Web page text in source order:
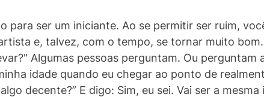
para ser um iniciante. Ao se permitir ser ruim,
e, talvez, com o tempo, se tornar muito
Algumas pessoas perguntam. Ou perguntam
idade quando eu chegar ao ponto de
decente?” E digo: Sim, eu sei. Vai ser a mesma